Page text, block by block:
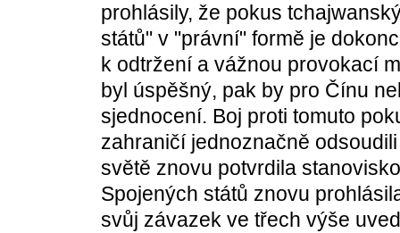
prohlásily, že pokus
států" v "právní" formě je
k odtržení a vážnou provokací
byl úspěšný, pak by pro Čínu
sjednocení. Boj proti tomuto
zahraničí jednoznačně
světě znovu potvrdila
Spojených států znovu
svůj závazek ve třech výše